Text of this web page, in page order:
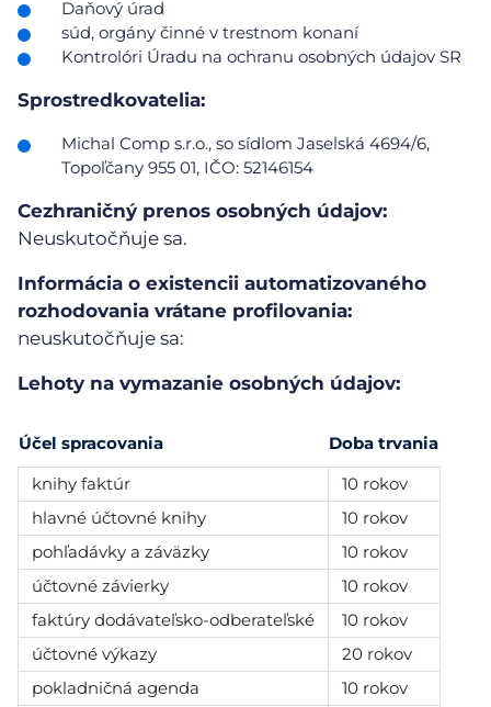
Daňový úrad
súd, orgány činné v trestnom konaní
Kontrolóri Úradu na ochranu osobných údajov SR
Sprostredkovatelia:
Michal Comp s.r.o., so sídlom Jaselská 4694/6,
Topoľčany 955 01, IČO: 52146154
Cezhraničný prenos osobných údajov:
Neuskutočňuje sa.
Informácia o existencii automatizovaného
rozhodovania vrátane profilovania:
neuskutočňuje sa:
Lehoty na vymazanie osobných údajov:
Účel spracovania
Doba trvania
knihy faktúr
10 rokov
hlavné účtovné knihy
10 rokov
pohľadávky a záväzky
10 rokov
účtovné závierky
10 rokov
faktúry dodávateľsko-odberateľské
10 rokov
účtovné výkazy
20 rokov
pokladničná agenda
10 rokov